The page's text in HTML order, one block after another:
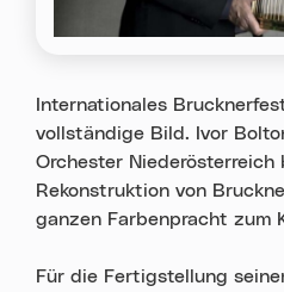
Internationales
vollständige Bild. Ivor
Orchester Niederösterreich
Rekonstruktion von
ganzen Farbenpracht zum
Für die Fertigstellung